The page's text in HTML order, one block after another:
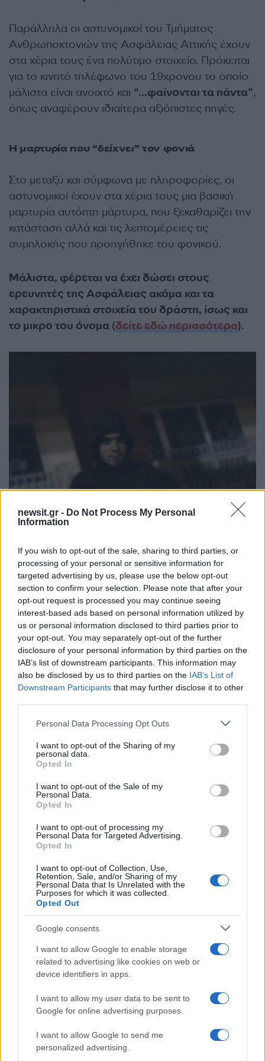
newsit.gr - Do Not Process My Personal
Information
If you wish to opt-out of the sale, sharing to third parties, or
processing of your personal or sensitive information for
targeted advertising by us, please use the below opt-out
section to confirm your selection. Please note that after your
opt-out request is processed you may continue seeing
interest-based ads based on personal information utilized by
us or personal information disclosed to third parties prior to
your opt-out. You may separately opt-out of the further
disclosure of your personal information by third parties on the
IAB’s list of downstream participants. This information may
also be disclosed by us to third parties on the IAB’s List of
Downstream Participants that may further disclose it to other
Please note that this website/app uses one or more Google
not limited to your visit or usage behaviour. You may click to
grant or deny consent to Google and its third-party tags to
use your data for below specified purposes in below Google
consent section.
Personal Data Processing Opt Outs
I want to opt-out of the Sharing of my
personal data.
Opted In
I want to opt-out of the Sale of my
Personal Data.
Opted In
I want to opt-out of processing my
Personal Data for Targeted Advertising.
Opted In
I want to opt-out of Collection, Use,
Retention, Sale, and/or Sharing of my
Personal Data that Is Unrelated with the
Purposes for which it was collected.
Opted Out
Google consents
I want to allow Google to enable storage
related to advertising like cookies on web or
device identifiers in apps.
I want to allow my user data to be sent to
Google for online advertising purposes.
I want to allow Google to send me
personalized advertising.
Παράλληλα οι αστυνομικοί του Τμήματος
Ανθρωποκτονιών της Ασφάλειας Αττικής έχουν
στα χέρια τους ένα πολύτιμο στοιχείο. Πρόκειται
για το κινητό τηλέφωνο του 19χρονου το οποίο
μάλιστα είναι ανοιχτό και “…φαίνονται τα πάντα”,
όπως αναφέρουν ιδιαίτερα αξιόπιστες πηγές.
Η μαρτυρία που “δείχνει” τον φονιά
Στο μεταξύ και σύμφωνα με πληροφορίες, οι
αστυνομικοί έχουν στα χέρια τους μια βασική
μαρτυρία αυτόπτη μάρτυρα, που ξεκαθαρίζει την
κατάσταση αλλά και τις λεπτομέρειες τις
συμπλοκής που προηγήθηκε του φονικού.
Μάλιστα, φέρεται να έχει δώσει στους
ερευνητές της Ασφάλειας ακόμα και τα
χαρακτηριστικά στοιχεία του δράστη, ίσως και
το μικρο του όνομα (δείτε εδώ περισσότερα).
Έγκλημα στο Μαρούσι: Προσωπικά τα κίνητρα
Όσον αφορά στο κίνητρο του εγκλήματος, οι
αστυνομικοί το οριοθετούν στις προσωπικές
διαφορές και μάλιστα για μικρή οικονομική
παράνομη δοσοληψία.
Ωστόσο δεν αφήνουν έξω από το “κάδρο” των
κυριαρχίας στην περιοχή.Δηλαδή να
τσακώθηκαν δυο μεγάλες παρέες εφήβων και
ανηλίκων, για το ποιος θα έχει την
πρωτοκαθεδρία στην πλατεία.
Το χρονικό του στυγερού εγκλήματος
Γεγονός πάντως είναι πως λίγο μετά τις 05:00
τα ξημερώματα τις Κυριακής, στην πλατεία
Ηρώων στο Μαρούσι, μια μεγάλη ομάδα
εφήβων και ανηλίκων προκαλεί την
διαμαρτυρία του περιπτερά που βρίσκεται στο
σημείο.
Ο περιπτεράς τους απειλεί να
αποχωρήσουν από την περιοχή και να κάνουν